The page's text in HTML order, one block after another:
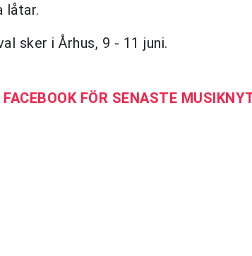
låtar.
sker i Århus, 9 - 11 juni.
FÖR SENASTE